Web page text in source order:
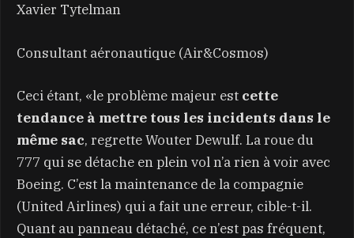
Xavier Tytelman
Consultant aéronautique (Air&Cosmos)
Ceci étant, «le problème majeur est cette
tendance à mettre tous les incidents dans le
même sac, regrette Wouter Dewulf. La roue du
777 qui se détache en plein vol n’a rien à voir avec
Boeing. C’est la maintenance de la compagnie
(United Airlines) qui a fait une erreur, cible-t-il.
Quant au panneau détaché, ce n’est pas fréquent,